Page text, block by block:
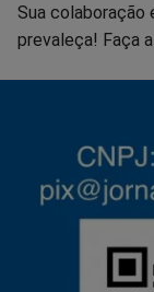
Sua colaboração
prevaleça! Faça